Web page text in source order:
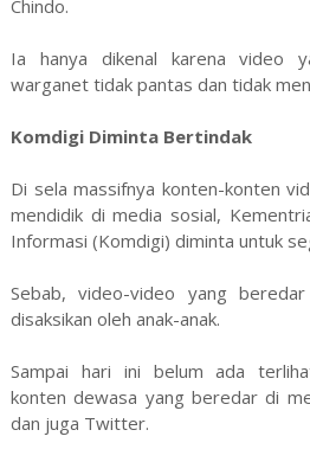
Chindo.
Ia hanya dikenal karena video
warganet tidak pantas dan tidak
Komdigi Diminta Bertindak
Di sela massifnya konten-konten
mendidik di media sosial,
Informasi (Komdigi) diminta untuk
Sebab, video-video yang
disaksikan oleh anak-anak.
Sampai hari ini belum ada
konten dewasa yang beredar di
dan juga Twitter.